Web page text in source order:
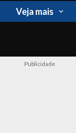
Veja mais
Publicidade